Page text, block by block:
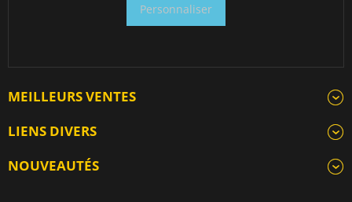
Personnaliser
MEILLEURS VENTES
LIENS DIVERS
NOUVEAUTÉS